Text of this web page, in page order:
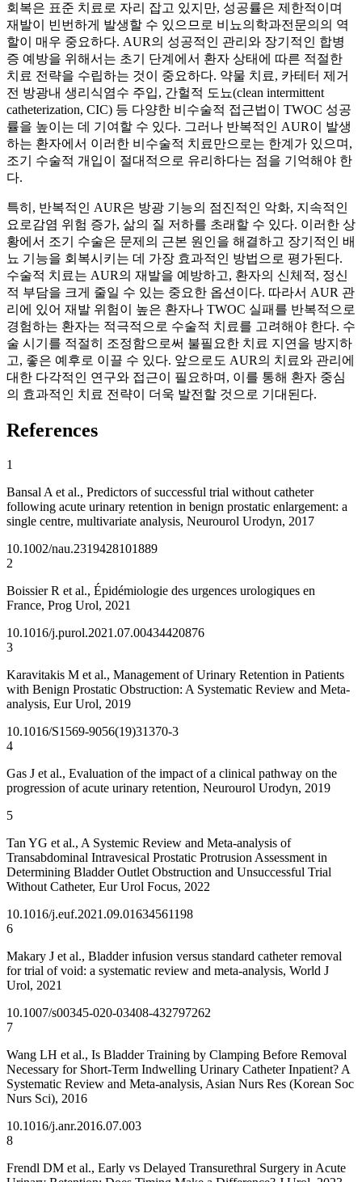
회복은 표준 치료로 자리 잡고 있지만, 성공률은 제한적이며
재발이 빈번하게 발생할 수 있으므로 비뇨의학과전문의의 역
할이 매우 중요하다. AUR의 성공적인 관리와 장기적인 합병
증 예방을 위해서는 초기 단계에서 환자 상태에 따른 적절한
치료 전략을 수립하는 것이 중요하다. 약물 치료, 카테터 제거
전 방광내 생리식염수 주입, 간헐적 도뇨(clean intermittent
catheterization, CIC) 등 다양한 비수술적 접근법이 TWOC 성공
률을 높이는 데 기여할 수 있다. 그러나 반복적인 AUR이 발생
하는 환자에서 이러한 비수술적 치료만으로는 한계가 있으며,
조기 수술적 개입이 절대적으로 유리하다는 점을 기억해야 한
다.
특히, 반복적인 AUR은 방광 기능의 점진적인 악화, 지속적인
요로감염 위험 증가, 삶의 질 저하를 초래할 수 있다. 이러한 상
황에서 조기 수술은 문제의 근본 원인을 해결하고 장기적인 배
뇨 기능을 회복시키는 데 가장 효과적인 방법으로 평가된다.
수술적 치료는 AUR의 재발을 예방하고, 환자의 신체적, 정신
적 부담을 크게 줄일 수 있는 중요한 옵션이다. 따라서 AUR 관
리에 있어 재발 위험이 높은 환자나 TWOC 실패를 반복적으로
경험하는 환자는 적극적으로 수술적 치료를 고려해야 한다. 수
술 시기를 적절히 조정함으로써 불필요한 치료 지연을 방지하
고, 좋은 예후로 이끌 수 있다. 앞으로도 AUR의 치료와 관리에
대한 다각적인 연구와 접근이 필요하며, 이를 통해 환자 중심
의 효과적인 치료 전략이 더욱 발전할 것으로 기대된다.
References
1
Bansal A et al., Predictors of successful trial without catheter
following acute urinary retention in benign prostatic enlargement: a
single centre, multivariate analysis, Neurourol Urodyn, 2017
10.1002/nau.2319428101889
2
Boissier R et al., Épidémiologie des urgences urologiques en
France, Prog Urol, 2021
10.1016/j.purol.2021.07.00434420876
3
Karavitakis M et al., Management of Urinary Retention in Patients
with Benign Prostatic Obstruction: A Systematic Review and Meta-
analysis, Eur Urol, 2019
10.1016/S1569-9056(19)31370-3
4
Gas J et al., Evaluation of the impact of a clinical pathway on the
progression of acute urinary retention, Neurourol Urodyn, 2019
5
Tan YG et al., A Systemic Review and Meta-analysis of
Transabdominal Intravesical Prostatic Protrusion Assessment in
Determining Bladder Outlet Obstruction and Unsuccessful Trial
Without Catheter, Eur Urol Focus, 2022
10.1016/j.euf.2021.09.01634561198
6
Makary J et al., Bladder infusion versus standard catheter removal
for trial of void: a systematic review and meta-analysis, World J
Urol, 2021
10.1007/s00345-020-03408-432797262
7
Wang LH et al., Is Bladder Training by Clamping Before Removal
Necessary for Short-Term Indwelling Urinary Catheter Inpatient? A
Systematic Review and Meta-analysis, Asian Nurs Res (Korean Soc
Nurs Sci), 2016
10.1016/j.anr.2016.07.003
8
Frendl DM et al., Early vs Delayed Transurethral Surgery in Acute